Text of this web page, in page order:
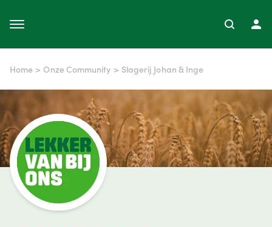
Home > Onze Community > Slagerij Johan & Inge